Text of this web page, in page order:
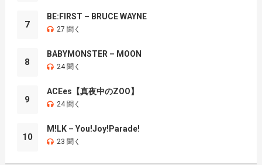
7
BE:FIRST – BRUCE WAYNE
27 聞く
8
BABYMONSTER – MOON
24 聞く
9
ACEes【真夜中のZOO】
24 聞く
10
M!LK – You!Joy!Parade!
23 聞く